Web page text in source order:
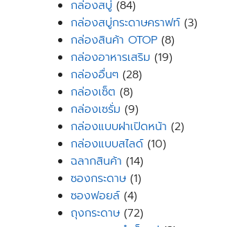
กล่องสบู่ 8484
products
กล่องสบู่กระดาษคราฟท์ 33
กล่องสินค้า OTOP 88
products
กล่องอาหารเสริม 1919
กล่องอื่นๆ 2828
กล่องเซ็ต 88
products
กล่องเซรั่ม 99
products
กล่องแบบฝาเปิดหน้า 22
กล่องแบบสไลด์ 1010
ฉลากสินค้า 1414
products
ซองกระดาษ 11
ซองฟอยล์ 44
products
ถุงกระดาษ 7272